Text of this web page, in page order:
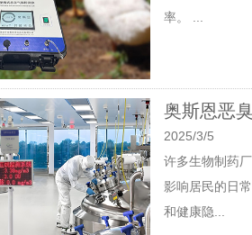
率。 ...
奥斯恩恶
2025/3/5
许多生物制药
影响居民的日
和健康隐...